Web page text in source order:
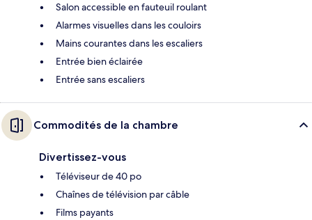
Salon accessible en fauteuil roulant
Alarmes visuelles dans les couloirs
Mains courantes dans les escaliers
Entrée bien éclairée
Entrée sans escaliers
Commodités de la chambre
Divertissez-vous
Téléviseur de 40 po
Chaînes de télévision par câble
Films payants